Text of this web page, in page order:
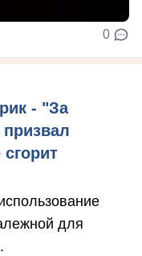
0
- "За
для